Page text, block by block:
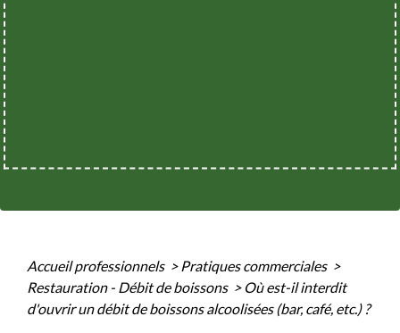
Accueil professionnels > Pratiques commerciales >
Restauration - Débit de boissons > Où est-il interdit
d'ouvrir un débit de boissons alcoolisées (bar, café, etc.) ?